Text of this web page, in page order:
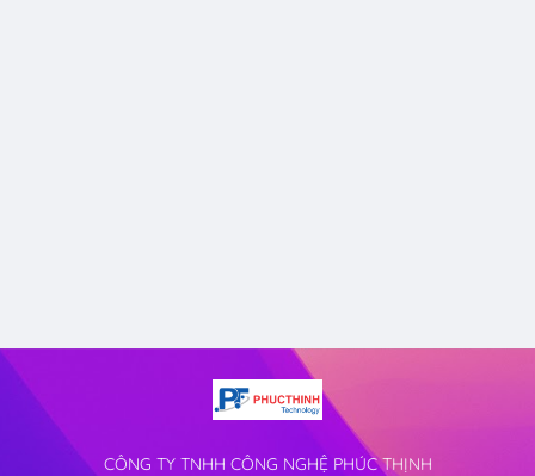
CÔNG TY TNHH CÔNG NGHỆ PHÚC THỊNH